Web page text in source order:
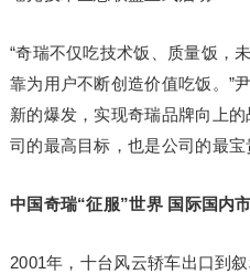
“奇瑞不仅吃技术饭、质量饭，
靠为用户不断创造价值吃饭。”
新的爆发，实现奇瑞品牌向上
司的最高目标，也是公司的最宝
中国奇瑞“征服”世界 国际国内
2001年，十台风云轿车出口到